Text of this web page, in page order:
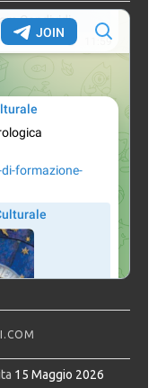
15 Maggio 2026